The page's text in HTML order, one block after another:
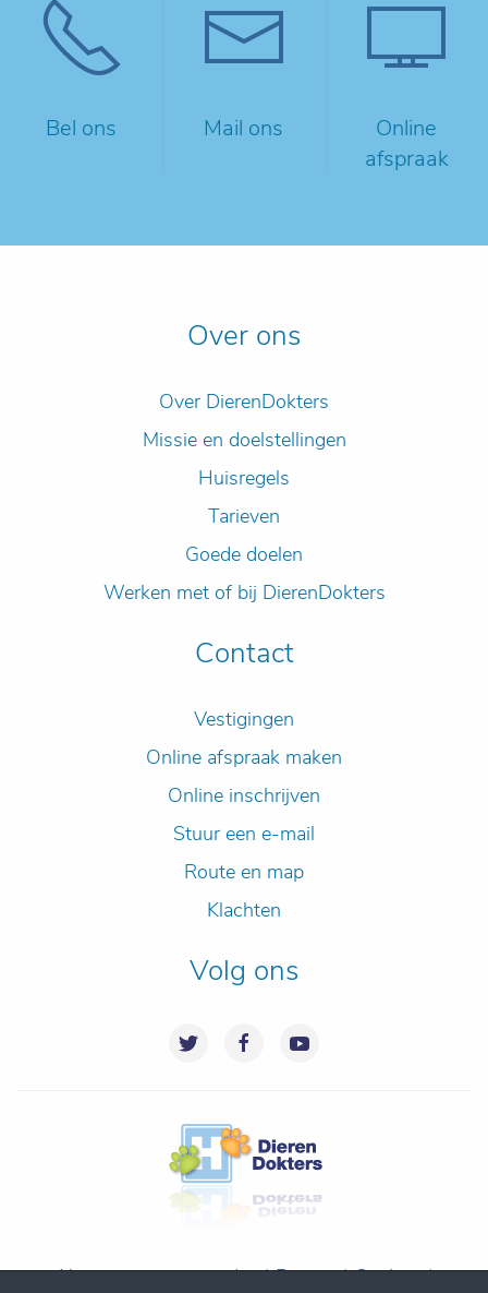
Bel ons Mail ons
Online
afspraak
Over ons
Over DierenDokters
Missie en doelstellingen
Huisregels
Tarieven
Goede doelen
Werken met of bij DierenDokters
Contact
Vestigingen
Online afspraak maken
Online inschrijven
Stuur een e-mail
Route en map
Klachten
Volg ons
Algemene voorwaarden|Privacy|Cookies|